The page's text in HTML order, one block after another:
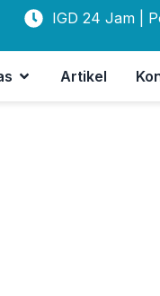
IGD 24 Jam |
Artikel